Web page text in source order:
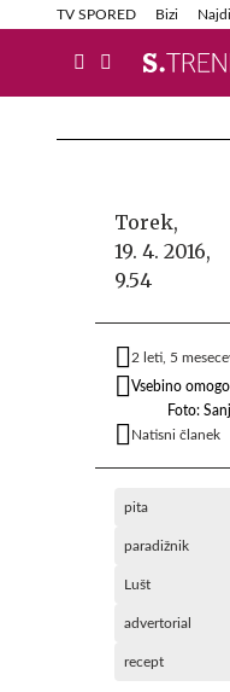
TV SPORED Bizi
Info in obvestila
Torek,
19. 4. 2016,
9.54
2 leti, 5
Vsebino
Foto:
Natisni članek
pita
paradižnik
Lušt
advertorial
recept